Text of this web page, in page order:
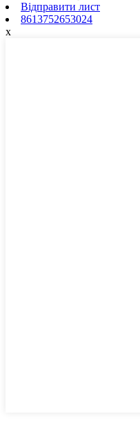
Відправити лист
8613752653024
x